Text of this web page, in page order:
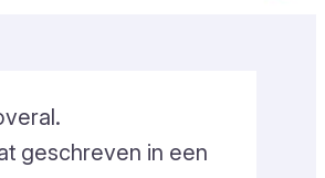
geschreven in een